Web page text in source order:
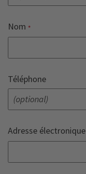
Nom
Téléphone
Adresse électronique